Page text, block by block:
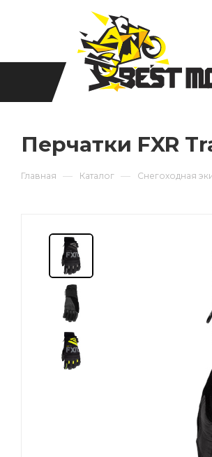
Перчатки FXR
Главная — Каталог — Снегоходная